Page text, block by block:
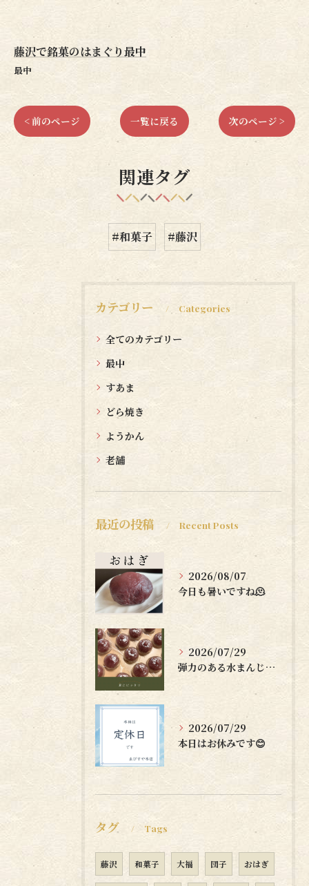
藤沢で銘菓のはまぐり最中
最中
< 前のページ 一覧に戻る 次のページ >
関連タグ
#和菓子 #藤沢
カテゴリー Categories
全てのカテゴリー
最中
すあま
どら焼き
ようかん
老舗
最近の投稿 Recent Posts
2026/08/07
今日も暑いですね🫠
2026/07/29
弾力のある水まんじゅうはいかがですか？🤗
2026/07/29
本日はお休みです😊
タグ Tags
藤沢 和菓子 大福 団子 おはぎ